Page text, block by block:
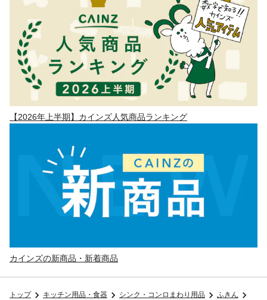
【2026年上半期】カインズ人気商品ランキング
カインズの新商品・新着商品
トップ キッチン用品・食器 シンク・コンロまわり用品
ふきん